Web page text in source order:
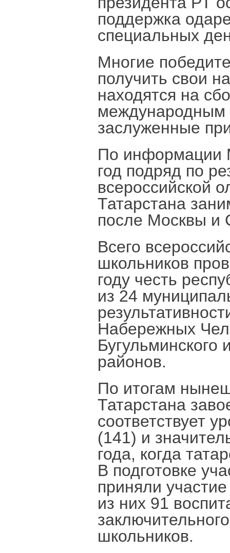
поддержка
специальных
Многие
получить свои
находятся на
международным
заслуженные
По информации
год подряд по
всероссийской
Татарстана
после Москвы и
Всего
школьников
году честь
из 24
Набережных
районов.
По итогам
Татарстана
соответствует
(141) и
года, когда
В подготовке
приняли
из них 91
школьников.